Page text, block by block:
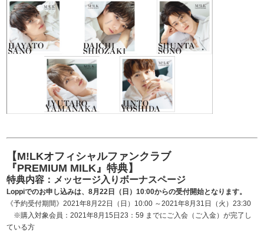
【M!LKオフィシャルファンクラブ
『PREMIUM MILK』特典】
特典内容：メッセージ入りボーナスページ
Loppiでのお申し込みは、8月22日（日）10:00からの受付開始となります。
《予約受付期間》2021年8月22日（日）10:00 ～2021年8月31日（火）23:30
※購入対象会員：2021年8月15日23：59 までにご入会（ご入金）が完了し
ている方